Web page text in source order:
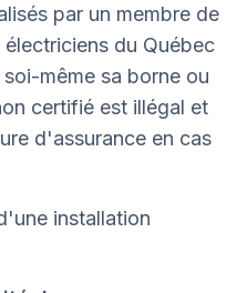
par un membre de
du Québec
même sa borne ou
certifié est illégal et
d'assurance en cas
installation